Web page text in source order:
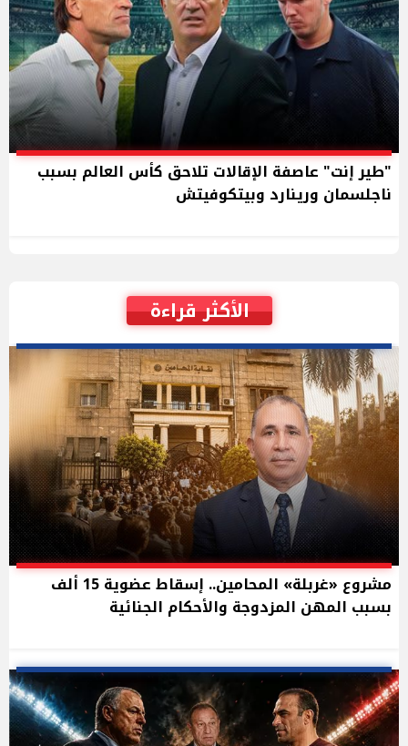
"طير إنت" عاصفة الإقالات تلاحق كأس العالم بسبب
ناجلسمان ورينارد وبيتكوفيتش
الأكثر قراءة
مشروع «غربلة» المحامين.. إسقاط عضوية 15 ألف
بسبب المهن المزدوجة والأحكام الجنائية